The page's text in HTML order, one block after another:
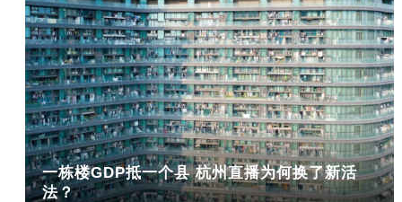
一栋楼GDP抵一个县 杭州直播为何换了新活
法？